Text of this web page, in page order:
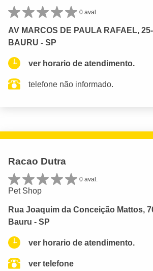
0 aval.
AV MARCOS DE PAULA RAFAEL,
BAURU - SP
ver horario de atendimento.
telefone não informado.
Racao Dutra
0 aval.
Pet Shop
Rua Joaquim da Conceição Mattos,
Bauru - SP
ver horario de atendimento.
ver telefone